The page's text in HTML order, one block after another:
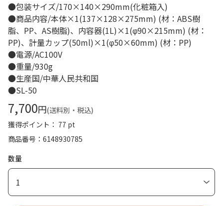
●包装サイズ/170×140×290mm(化粧箱入)
●商品内容/本体×1(137×128×275mm) (材：ABS樹
脂、PP、AS樹脂)、内容器(1L)×1(φ90×215mm) (材：
PP)、計量カップ(50ml)×1(φ50×60mm) (材：PP)
●電源/AC100V
●重量/930g
●生産国/中華人民共和国
●SL-50
7,700円(送料別・税込)
獲得ポイント： 77 pt
商品番号
6148930785
数量
1